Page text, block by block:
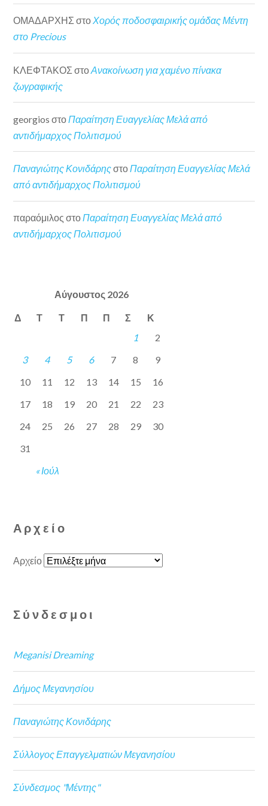
ΟΜΑΔΑΡΧΗΣ στοΧορός ποδοσφαιρικής ομάδας Μέντη
στο Precious
ΚΛΕΦΤΑΚΟΣ στοΑνακοίνωση για χαμένο πίνακα
ζωγραφικής
georgios στο Παραίτηση Ευαγγελίας Μελά από
αντιδήμαρχος Πολιτισμού
Παναγιώτης ΚονιδάρηςστοΠαραίτηση Ευαγγελίας Μελά
από αντιδήμαρχος Πολιτισμού
παραόμιλος στοΠαραίτηση Ευαγγελίας Μελά από
αντιδήμαρχος Πολιτισμού
Αύγουστος 2026
Δ Τ Τ Π Π Σ Κ
« Ιούλ
1
2
3
4 5 6 7 8
9
10
11 12 13 14 15
16
17
18 19 20 21 22
23
24
25 26 27 28 29
30
31
Αρχείο
Αρχείο
Σύνδεσμοι
Meganisi Dreaming
Δήμος Μεγανησίου
Παναγιώτης Κονιδάρης
Σύλλογος Επαγγελματιών Μεγανησίου
Σύνδεσμος "Μέντης"